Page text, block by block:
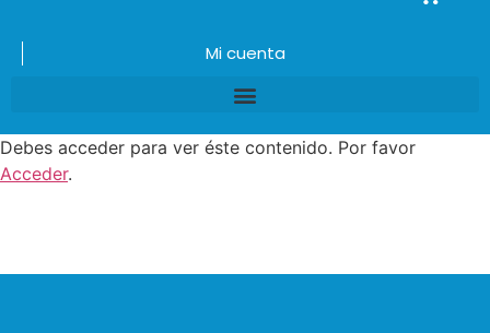
Mi cuenta
Debes acceder para ver éste contenido. Por favor
Acceder.